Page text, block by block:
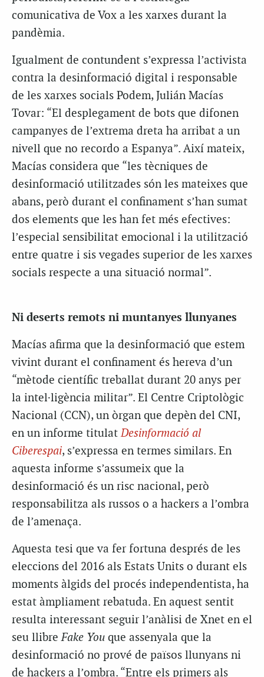
comunicativa de Vox a les xarxes durant la
pandèmia.
Igualment de contundent s’expressa l’activista
contra la desinformació digital i responsable
de les xarxes socials Podem, Julián Macías
Tovar: “El desplegament de bots que difonen
campanyes de l’extrema dreta ha arribat a un
nivell que no recordo a Espanya”. Així mateix,
Macías considera que “les tècniques de
desinformació utilitzades són les mateixes que
abans, però durant el confinament s’han sumat
dos elements que les han fet més efectives:
l’especial sensibilitat emocional i la utilització
entre quatre i sis vegades superior de les xarxes
socials respecte a una situació normal”.
Ni deserts remots ni muntanyes llunyanes
Macías afirma que la desinformació que estem
vivint durant el confinament és hereva d’un
“mètode científic treballat durant 20 anys per
la intel·ligència militar”. El Centre Criptològic
Nacional (CCN), un òrgan que depèn del CNI,
en un informe titulat Desinformació al
Ciberespai, s’expressa en termes similars. En
aquesta informe s’assumeix que la
desinformació és un risc nacional, però
responsabilitza als russos o a hackers a l’ombra
de l’amenaça.
Aquesta tesi que va fer fortuna després de les
eleccions del 2016 als Estats Units o durant els
moments àlgids del procés independentista, ha
estat àmpliament rebatuda. En aquest sentit
resulta interessant seguir l’anàlisi de Xnet en el
seu llibreFake You que assenyala que la
desinformació no prové de països llunyans ni
de hackers a l’ombra. “Entre els primers als